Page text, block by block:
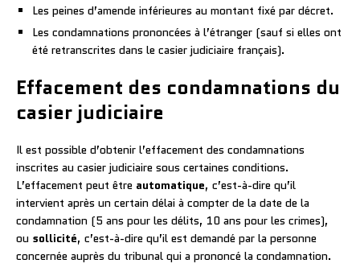
Les peines d’amende inférieures au montant fixé par décret.
Les condamnations prononcées à l’étranger (sauf si elles ont
été retranscrites dans le casier judiciaire français).
Effacement des condamnations du
casier judiciaire
Il est possible d’obtenir l’effacement des condamnations
inscrites au casier judiciaire sous certaines conditions.
L’effacement peut être automatique, c’est-à-dire qu’il
intervient après un certain délai à compter de la date de la
condamnation (5 ans pour les délits, 10 ans pour les crimes),
ou sollicité, c’est-à-dire qu’il est demandé par la personne
concernée auprès du tribunal qui a prononcé la condamnation.